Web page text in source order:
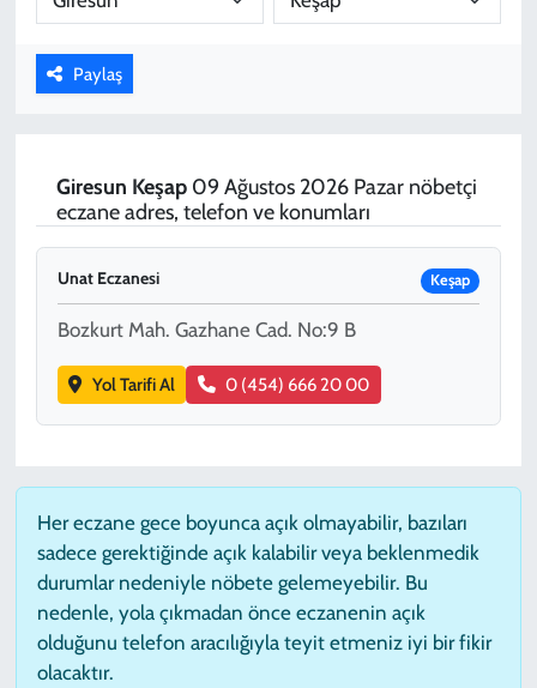
Paylaş
Giresun Keşap09 Ağustos 2026 Pazar nöbetçi
eczane adres, telefon ve konumları
Unat Eczanesi Keşap
Bozkurt Mah. Gazhane Cad. No:9 B
Yol Tarifi Al 0 (454) 666 20 00
Her eczane gece boyunca açık olmayabilir, bazıları
sadece gerektiğinde açık kalabilir veya beklenmedik
durumlar nedeniyle nöbete gelemeyebilir. Bu
nedenle, yola çıkmadan önce eczanenin açık
olduğunu telefon aracılığıyla teyit etmeniz iyi bir fikir
olacaktır.